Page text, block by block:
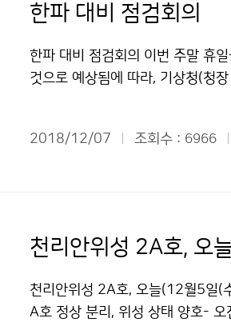
한파 대비 점검회의
한파 대비 점검회의 이번 주말 휴
것으로 예상됨에 따라, 기상청(청
2018/12/07 조회수 : 6966
천리안위성 2A호, 오늘(12월5일(
A호 정상 분리, 위성 상태 양호-